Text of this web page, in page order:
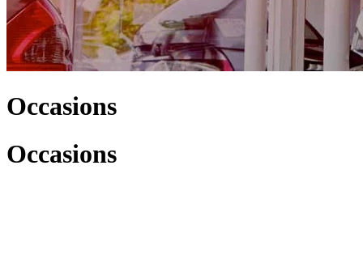
Occasions
Occasions